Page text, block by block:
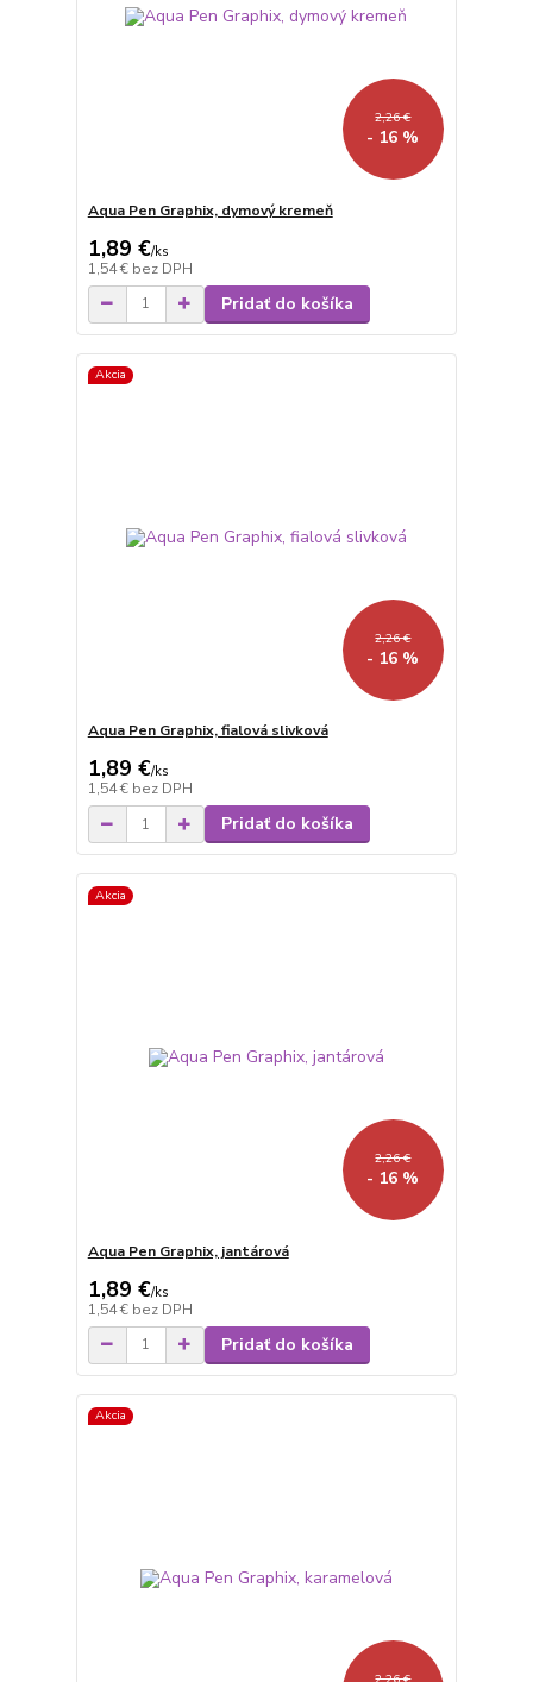
2,26 €
- 16 %
Aqua Pen Graphix, dymový kremeň
1,89 €/ks
1,54 € bez DPH
Pridať do košíka
Akcia
2,26 €
- 16 %
Aqua Pen Graphix, fialová slivková
1,89 €/ks
1,54 € bez DPH
Pridať do košíka
Akcia
2,26 €
- 16 %
Aqua Pen Graphix, jantárová
1,89 €/ks
1,54 € bez DPH
Pridať do košíka
Akcia
2,26 €